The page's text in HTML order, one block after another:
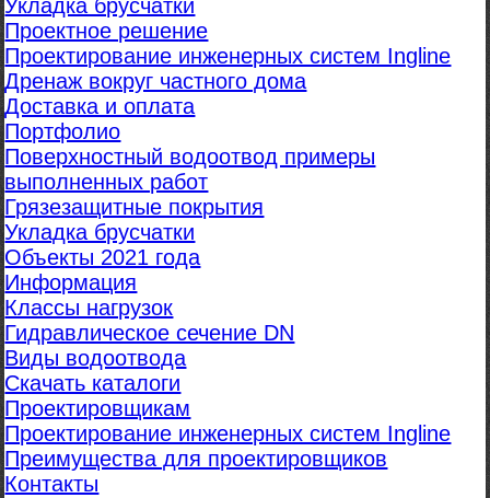
Укладка брусчатки
Проектное решение
Проектирование инженерных систем Ingline
Дренаж вокруг частного дома
Доставка и оплата
Портфолио
Поверхностный водоотвод примеры
выполненных работ
Грязезащитные покрытия
Укладка брусчатки
Объекты 2021 года
Информация
Классы нагрузок
Гидравлическое сечение DN
Виды водоотвода
Скачать каталоги
Проектировщикам
Проектирование инженерных систем Ingline
Преимущества для проектировщиков
Контакты